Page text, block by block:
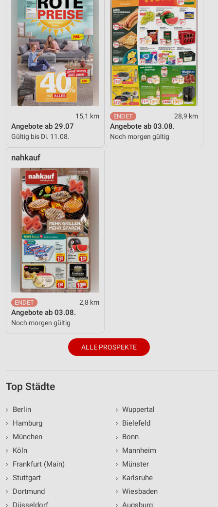
15,1 km
Angebote ab 29.07
Gültig bis Di. 11.08.
28,9 km
Angebote ab 03.08.
Noch morgen gültig
nahkauf
2,8 km
Angebote ab 03.08.
Noch morgen gültig
ALLE PROSPEKTE
Top Städte
›
Berlin
›
Hamburg
›
München
›
Köln
›
Frankfurt (Main)
› Stuttgart
›
Dortmund
›
Düsseldorf
› Wuppertal
› Bielefeld
› Bonn
› Mannheim
› Münster
› Karlsruhe
› Wiesbaden
› Augsburg